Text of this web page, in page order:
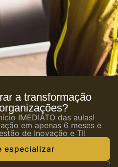
a transformação
IMEDIATO das aulas!
em apenas 6 meses e
de Inovação e TI!
especializar